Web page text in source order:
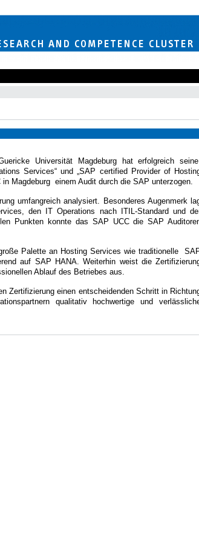
Universität Magdeburg hat erfolgreich
Services“ und „SAP certified Provider of
Magdeburg einem Audit durch die SAP unterzogen.
umfangreich analysiert. Besonderes Augenmerk
den IT Operations nach ITIL-Standard und
Punkten konnte das SAP UCC die SAP
Palette an Hosting Services wie traditionelle
auf SAP HANA. Weiterhin weist die
Ablauf des Betriebes aus.
Zertifizierung einen entscheidenden Schritt in
qualitativ hochwertige und